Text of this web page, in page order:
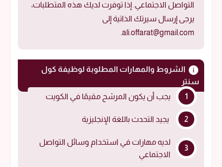
التواصل الاجتماعي. إذا توفرت لديك هذه المتطلبات،
يرجى إرسال سيرتك الذاتية إلى
ali.offarat@gmail.com.
الشروط والمهارات المطلوبة لوظيفة كول
سنتر
يجب أن يكون المرشح مقيمًا في الكويت
يجيد التحدث باللغة الإنجليزية
لديه مهارات في استخدام وسائل التواصل
الاجتماعي